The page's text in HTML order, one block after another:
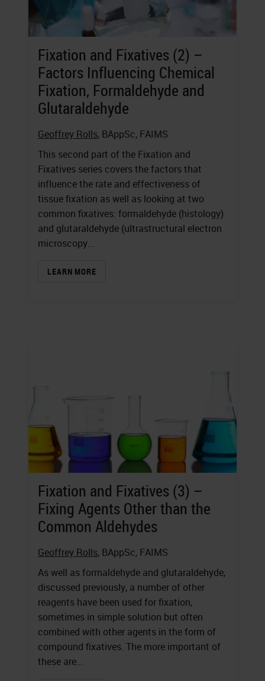
Fixation and Fixatives (2) –
Factors Influencing Chemical
Fixation, Formaldehyde and
Glutaraldehyde
Geoffrey Rolls, BAppSc, FAIMS
This second part of the Fixation and
Fixatives series covers the factors that
influence the rate and effectiveness of
tissue fixation as well as looking at two
common fixatives: formaldehyde (histology)
and glutaraldehyde (ultrastructural electron
microscopy...
LEARN MORE
Fixation and Fixatives (3) –
Fixing Agents Other than the
Common Aldehydes
Geoffrey Rolls, BAppSc, FAIMS
As well as formaldehyde and glutaraldehyde,
discussed previously, a number of other
reagents have been used for fixation,
sometimes in simple solution but often
combined with other agents in the form of
compound fixatives. The more important of
these are...